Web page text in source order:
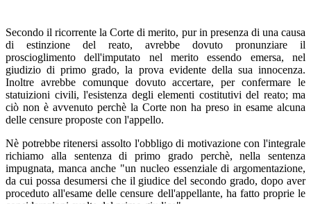
Secondo il ricorrente la Corte di merito, pur in presenza di una causa
di estinzione del reato, avrebbe dovuto pronunziare il
proscioglimento dell'imputato nel merito essendo emersa, nel
giudizio di primo grado, la prova evidente della sua innocenza.
Inoltre avrebbe comunque dovuto accertare, per confermare le
statuizioni civili, l'esistenza degli elementi costitutivi del reato; ma
ciò non è avvenuto perchè la Corte non ha preso in esame alcuna
delle censure proposte con l'appello.
Nè potrebbe ritenersi assolto l'obbligo di motivazione con l'integrale
richiamo alla sentenza di primo grado perchè, nella sentenza
impugnata, manca anche "un nucleo essenziale di argomentazione,
da cui possa desumersi che il giudice del secondo grado, dopo aver
proceduto all'esame delle censure dell'appellante, ha fatto proprie le